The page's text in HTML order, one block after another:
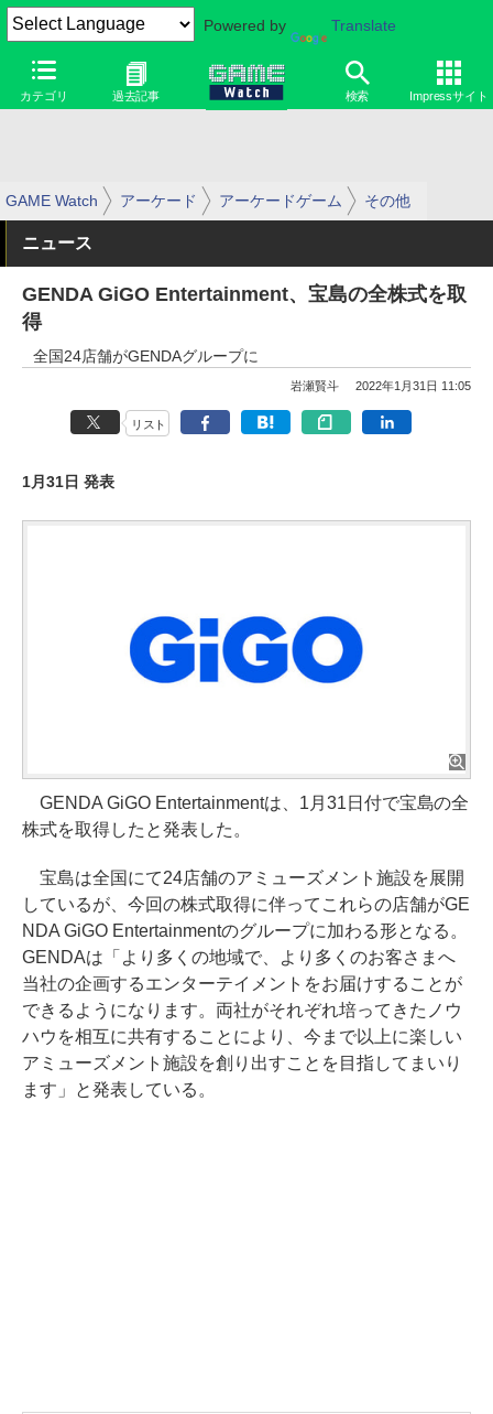
Powered by Translate
カテゴリ 過去記事 検索 Impressサイト
GAME Watch アーケード アーケードゲーム その他
ニュース
GENDA GiGO Entertainment、宝島の全株式を取
得
全国24店舗がGENDAグループに
岩瀬賢斗 2022年1月31日 11:05
リスト
1月31日 発表
GENDA GiGO Entertainmentは、1月31日付で宝島の全
株式を取得したと発表した。
宝島は全国にて24店舗のアミューズメント施設を展開
しているが、今回の株式取得に伴ってこれらの店舗がGE
NDA GiGO Entertainmentのグループに加わる形となる。
GENDAは「より多くの地域で、より多くのお客さまへ
当社の企画するエンターテイメントをお届けすることが
できるようになります。両社がそれぞれ培ってきたノウ
ハウを相互に共有することにより、今まで以上に楽しい
アミューズメント施設を創り出すことを目指してまいり
ます」と発表している。